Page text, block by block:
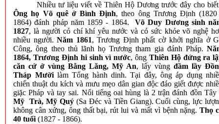
Nhiều tư liệu viết về Thiên Hộ Dương trước đây cho
Ông họ Võ quê ở Bình Định, theo ông Trương Định
1864) đánh pháp năm 1859 - 1864.Võ Duy Dương sinh
1827, là người có chí khí yêu nước và có sức khỏe võ nghệ
nhiều người.Năm 1861, Trương Định phất cờ khởi nghĩa ở
Công, ông theo thủ lãnh họ Trương tham gia đánh Pháp.
1864, Trương Định hi sinh vì nước, ông Thiên Hộ đứng ra
căn cứ ở vùng Bằng Lăng, Mỹ An, lấy vùngđầm lầy
Tháp Mườilàm Tổng hành dinh. Tại đây, ông áp dụng
chiến thuật du kích và mưu mẹo dân gian độc đáo giết được
giặc Pháp và tay sai. Nổi tiếng oai hùng là 2 trận đánh đồn Tây
Mỹ Trà, Mỹ Quý(Sa Đéc và Tiền Giang). Cuối cùng, lực
không cân xứng, ông thất bại, rút lui và mất vì bệnh nặng.Thọ
40 tuổi(1827 - 1866).